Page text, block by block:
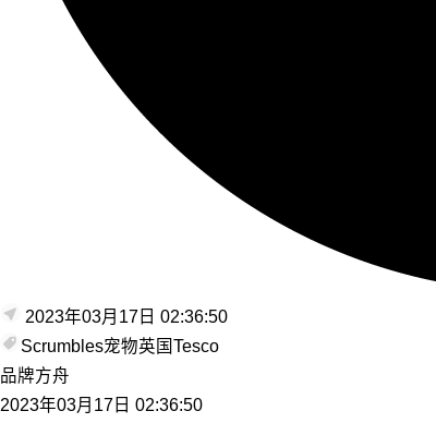
2023年03月17日 02:36:50
Scrumbles宠物英国 Tesco
品牌方舟
2023年03月17日 02:36:50